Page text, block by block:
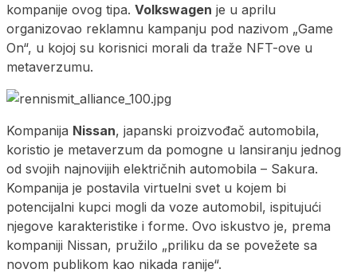
kompanije ovog tipa. Volkswagen je u aprilu
organizovao reklamnu kampanju pod nazivom „Game
On“, u kojoj su korisnici morali da traže NFT-ove u
metaverzumu.
Kompanija Nissan, japanski proizvođač automobila,
koristio je metaverzum da pomogne u lansiranju jednog
od svojih najnovijih električnih automobila – Sakura.
Kompanija je postavila virtuelni svet u kojem bi
potencijalni kupci mogli da voze automobil, ispitujući
njegove karakteristike i forme. Ovo iskustvo je, prema
kompaniji Nissan, pružilo „priliku da se povežete sa
novom publikom kao nikada ranije“.